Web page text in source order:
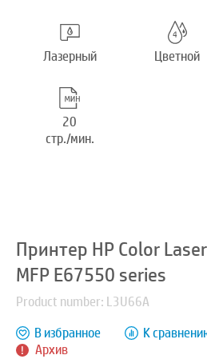
Лазерный Цветной
20
стр./мин.
Принтер HP Color
MFP E67550 series
Product number: L3U66A
Архив
В избранное К